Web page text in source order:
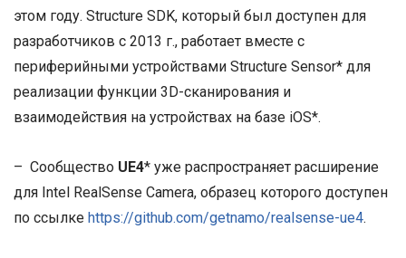
этом году. Structure SDK, который был доступен для
разработчиков с 2013 г., работает вместе с
периферийными устройствами Structure Sensor* для
реализации функции 3D-сканирования и
взаимодействия на устройствах на базе iOS*.
– Сообщество UE4* уже распространяет расширение
для Intel RealSense Camera, образец которого доступен
по ссылке https://github.com/getnamo/realsense-ue4.